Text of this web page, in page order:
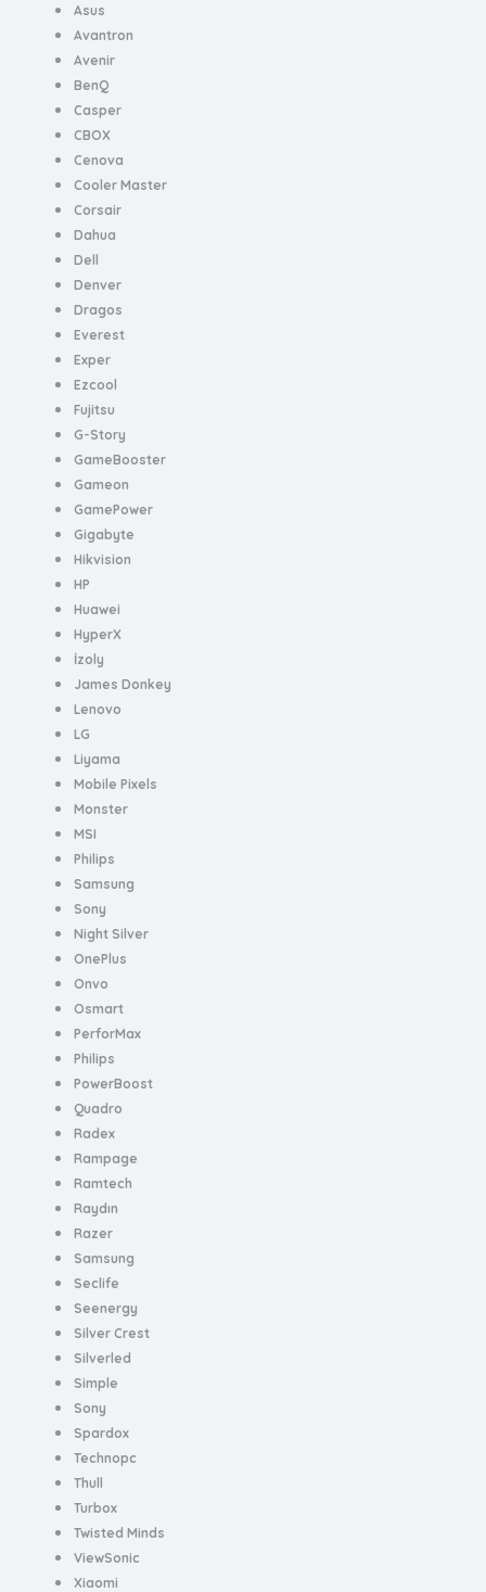
Asus
Avantron
Avenir
BenQ
Casper
CBOX
Cenova
Cooler Master
Corsair
Dahua
Dell
Denver
Dragos
Everest
Exper
Ezcool
Fujitsu
G-Story
GameBooster
Gameon
GamePower
Gigabyte
Hikvision
HP
Huawei
HyperX
İzoly
James Donkey
Lenovo
LG
Liyama
Mobile Pixels
Monster
MSI
Philips
Samsung
Sony
Night Silver
OnePlus
Onvo
Osmart
PerforMax
Philips
PowerBoost
Quadro
Radex
Rampage
Ramtech
Raydın
Razer
Samsung
Seclife
Seenergy
Silver Crest
Silverled
Simple
Sony
Spardox
Technopc
Thull
Turbox
Twisted Minds
ViewSonic
Xiaomi